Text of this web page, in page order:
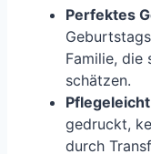
Perfektes
Familie, die
schätzen.
gedruckt,
durch